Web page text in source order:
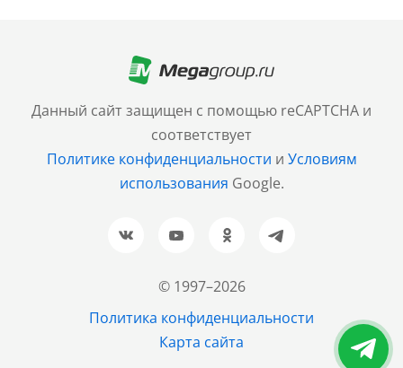
© 1997–2026
Политика конфиденциальности
Карта сайта
Данный сайт защищен с помощью reCAPTCHA и
соответствует
Политике конфиденциальности и Условиям
использования Google.
+7 (499) 705-30-10
Санкт-Петербург
+7 (812) 600-77-33
Барнаул
+7 (961) 999-93-93
Новосибирск
+7 (843) 202-37-37